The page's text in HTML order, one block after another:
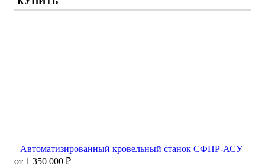
Автоматизированный кровельный станок СФПР-АСУ
от 1 350 000 ₽